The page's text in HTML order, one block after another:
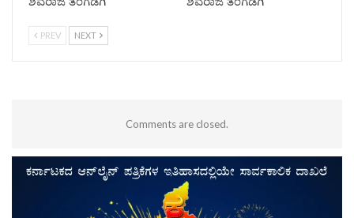
PREV NEXT
Comments are closed.